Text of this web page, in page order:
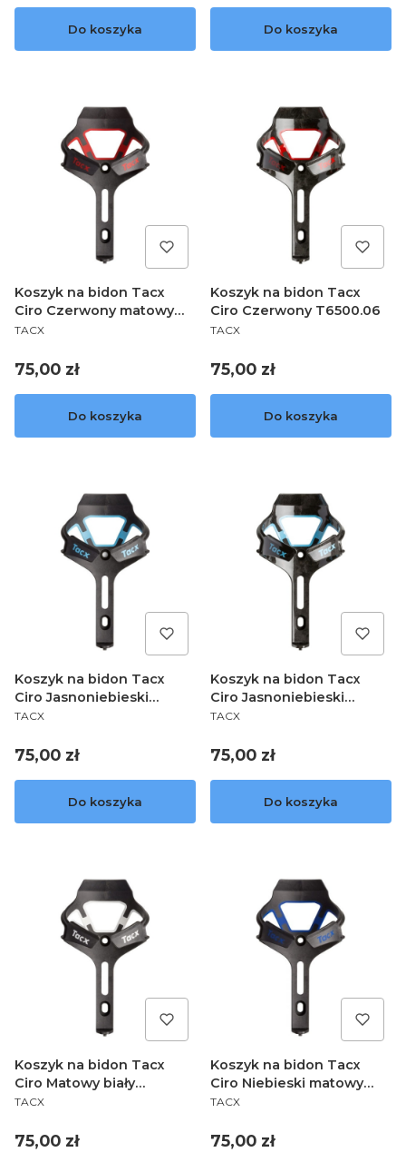
Do koszyka Do koszyka
Koszyk na bidon Tacx
Ciro Czerwony matowy
T6500.27
PRODUCENT
TACX
Cena
75,00 zł
Do koszyka
Koszyk na bidon Tacx
Ciro Czerwony T6500.06
PRODUCENT
TACX
Cena
75,00 zł
Do koszyka
Koszyk na bidon Tacx
Ciro Jasnoniebieski
matowy T6500.25
PRODUCENT
TACX
Cena
75,00 zł
Do koszyka
Koszyk na bidon Tacx
Ciro Jasnoniebieski
T6500.15
PRODUCENT
TACX
Cena
75,00 zł
Do koszyka
Koszyk na bidon Tacx
Ciro Matowy biały
T6500.24
PRODUCENT
TACX
Cena
75,00 zł
Koszyk na bidon Tacx
Ciro Niebieski matowy
T6500.26
PRODUCENT
TACX
Cena
75,00 zł